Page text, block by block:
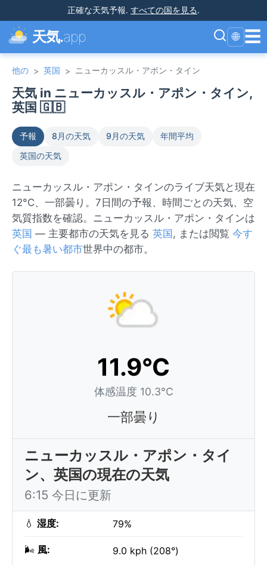
正確な天気予報. すべての国を見る.
天気.app 🌐 ☰
他の > 英国 > ニューカッスル・アポン・タイン
天気 in ニューカッスル・アポン・タイン,
英国 🇬🇧
予報 8月の天気 9月の天気
年間平均
英国の天気
ニューカッスル・アポン・タインのライブ天気と現在
12°C、一部曇り。7日間の予報、時間ごとの天気、空
気質指数を確認。ニューカッスル・アポン・タインは
英国 — 主要都市の天気を見る 英国 , または閲覧 今す
ぐ最も暑い都市世界中の都市。
11.9°C
体感温度 10.3°C
一部曇り
ニューカッスル・アポン・タイ
ン、英国の現在の天気
6:15 今日に更新
💧 湿度: 79%
🌬️ 風: 9.0 kph (208°)